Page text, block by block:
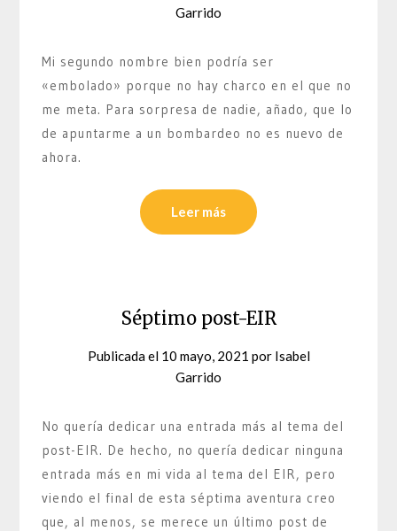
Garrido
Mi segundo nombre bien podría ser
«embolado» porque no hay charco en el que no
me meta. Para sorpresa de nadie, añado, que lo
de apuntarme a un bombardeo no es nuevo de
ahora.
Leer más
Séptimo post-EIR
Publicada el 10 mayo, 2021 por Isabel
Garrido
No quería dedicar una entrada más al tema del
post-EIR. De hecho, no quería dedicar ninguna
entrada más en mi vida al tema del EIR, pero
viendo el final de esta séptima aventura creo
que, al menos, se merece un último post de